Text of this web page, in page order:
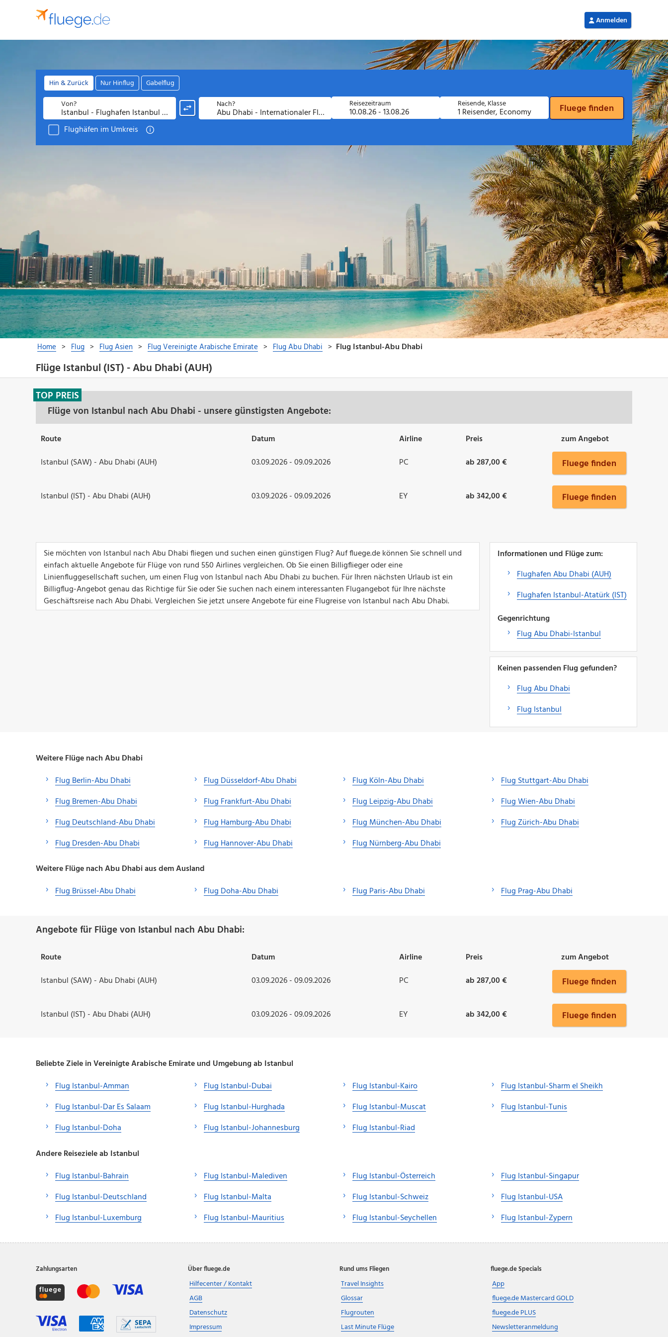
Flüge Istanbul (IST) - Abu Dhabi (AUH)
Flüge von Istanbul nach Abu Dhabi - unsere günstigsten Angebote:
TOP PREIS
Route Datum Airline Preis
zum Angebot
Istanbul (SAW) - Abu Dhabi (AUH)
03.09.2026 - 09.09.2026 PC ab 287,00 € Fluege finden
Istanbul (IST) - Abu Dhabi (AUH) 03.09.2026 - 09.09.2026 EY ab 342,00 € Fluege finden
Sie möchten von Istanbul nach Abu Dhabi fliegen und suchen einen günstigen Flug? Auf fluege.de können Sie schnell und
einfach aktuelle Angebote für Flüge von rund 550 Airlines vergleichen. Ob Sie einen Billigflieger oder eine
Linienfluggesellschaft suchen, um einen Flug von Istanbul nach Abu Dhabi zu buchen. Für Ihren nächsten Urlaub ist ein
Billigflug-Angebot genau das Richtige für Sie oder Sie suchen nach einem interessanten Flugangebot für Ihre nächste
Geschäftsreise nach Abu Dhabi. Vergleichen Sie jetzt unsere Angebote für eine Flugreise von Istanbul nach Abu Dhabi.
Informationen und Flüge zum:
Flughafen Abu Dhabi (AUH)
Flughafen Istanbul-Atatürk (IST)
Gegenrichtung
Flug Abu Dhabi-Istanbul
Keinen passenden Flug gefunden?
Flug Abu Dhabi
Flug Istanbul
Weitere Flüge nach Abu Dhabi
Flug Berlin-Abu Dhabi
Flug Bremen-Abu Dhabi
Flug Deutschland-Abu Dhabi
Flug Dresden-Abu Dhabi
Flug Düsseldorf-Abu Dhabi
Flug Frankfurt-Abu Dhabi
Flug Hamburg-Abu Dhabi
Flug Hannover-Abu Dhabi
Flug Köln-Abu Dhabi
Flug Leipzig-Abu Dhabi
Flug München-Abu Dhabi
Flug Nürnberg-Abu Dhabi
Flug Stuttgart-Abu Dhabi
Flug Wien-Abu Dhabi
Flug Zürich-Abu Dhabi
Weitere Flüge nach Abu Dhabi aus dem Ausland
Flug Brüssel-Abu Dhabi
Flug Doha-Abu Dhabi Flug Paris-Abu Dhabi Flug Prag-Abu Dhabi
Angebote für Flüge von Istanbul nach Abu Dhabi:
Route Datum Airline Preis
zum Angebot
Istanbul (SAW) - Abu Dhabi (AUH)
03.09.2026 - 09.09.2026 PC ab 287,00 € Fluege finden
Istanbul (IST) - Abu Dhabi (AUH) 03.09.2026 - 09.09.2026 EY ab 342,00 € Fluege finden
Beliebte Ziele in Vereinigte Arabische Emirate und Umgebung ab Istanbul
Flug Istanbul-Amman
Flug Istanbul-Dar Es Salaam
Flug Istanbul-Doha
Flug Istanbul-Dubai
Flug Istanbul-Hurghada
Flug Istanbul-Johannesburg
Flug Istanbul-Kairo
Flug Istanbul-Muscat
Flug Istanbul-Riad
Flug Istanbul-Sharm el Sheikh
Flug Istanbul-Tunis
Andere Reiseziele ab Istanbul
Flug Istanbul-Bahrain
Flug Istanbul-Deutschland
Flug Istanbul-Luxemburg
Flug Istanbul-Malediven
Flug Istanbul-Malta
Flug Istanbul-Mauritius
Flug Istanbul-Österreich
Flug Istanbul-Schweiz
Flug Istanbul-Seychellen
Flug Istanbul-Singapur
Flug Istanbul-USA
Flug Istanbul-Zypern